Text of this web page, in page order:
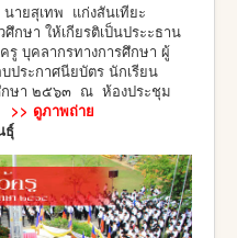
สุเทพ แก่งสันเทียะ
กษา ให้เกียรติเป็นประะธาน
บุคลากรทางการศึกษา ผู้
ประกาศนียบัตร นักเรียน
กษา ๒๕๖๓ ณ ห้องประชุม
>> ดูภาพถ่าย
ธุ์